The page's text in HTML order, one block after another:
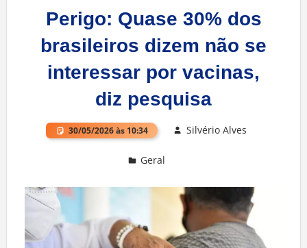
Perigo: Quase 30% dos
brasileiros dizem não se
interessar por vacinas,
diz pesquisa
30/05/2026 às 10:34 Silvério Alves
Geral